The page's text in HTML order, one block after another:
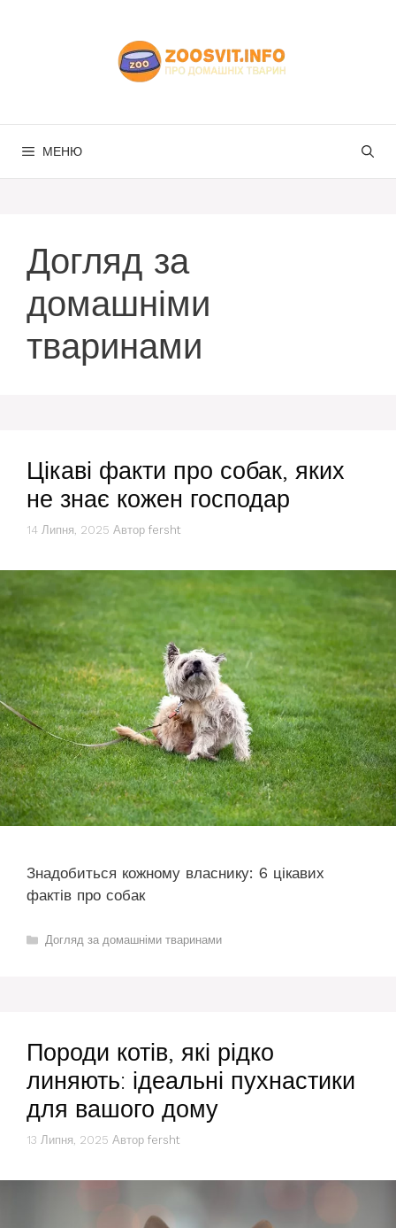
МЕНЮ
Догляд за
домашніми
тваринами
Цікаві факти про собак, яких
не знає кожен господар
14 Липня, 2025 Автор fersht
Знадобиться кожному власнику: 6 цікавих
фактів про собак
Категорії
Догляд за домашніми тваринами
Породи котів, які рідко
линяють: ідеальні пухнастики
для вашого дому
13 Липня, 2025 Автор fersht